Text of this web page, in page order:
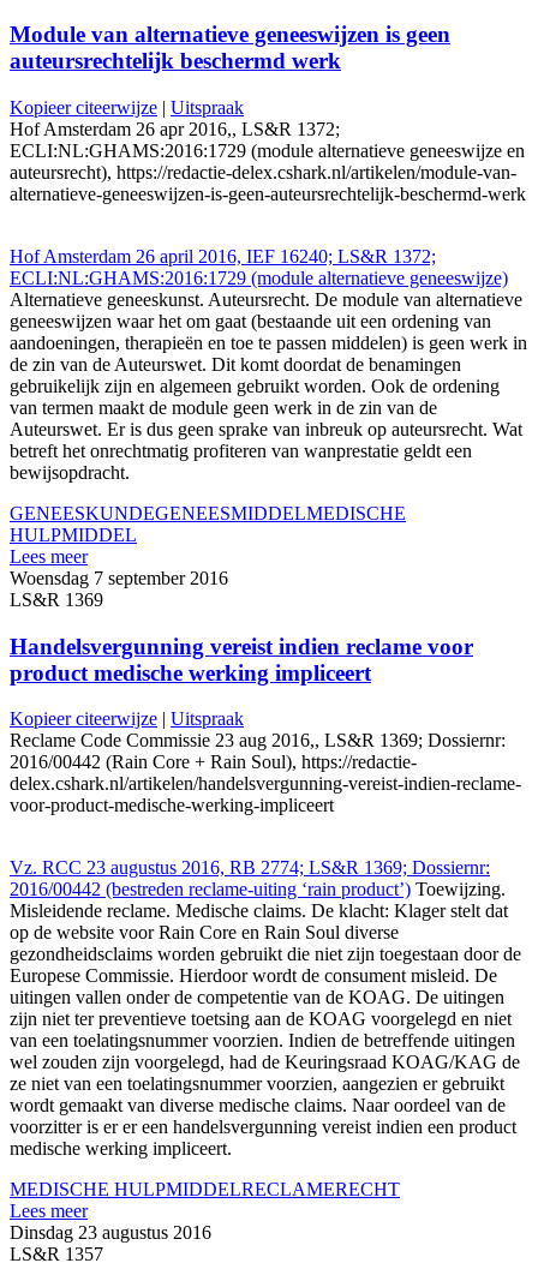
Module van alternatieve geneeswijzen is geen
auteursrechtelijk beschermd werk
Kopieer citeerwijze | Uitspraak
Hof Amsterdam 26 apr 2016,, LS&R 1372;
ECLI:NL:GHAMS:2016:1729 (module alternatieve geneeswijze en
auteursrecht), https://redactie-delex.cshark.nl/artikelen/module-van-
alternatieve-geneeswijzen-is-geen-auteursrechtelijk-beschermd-werk
Hof Amsterdam 26 april 2016, IEF 16240; LS&R 1372;
ECLI:NL:GHAMS:2016:1729 (module alternatieve geneeswijze)
Alternatieve geneeskunst. Auteursrecht. De module van alternatieve
geneeswijzen waar het om gaat (bestaande uit een ordening van
aandoeningen, therapieën en toe te passen middelen) is geen werk in
de zin van de Auteurswet. Dit komt doordat de benamingen
gebruikelijk zijn en algemeen gebruikt worden. Ook de ordening
van termen maakt de module geen werk in de zin van de
Auteurswet. Er is dus geen sprake van inbreuk op auteursrecht. Wat
betreft het onrechtmatig profiteren van wanprestatie geldt een
bewijsopdracht.
GENEESKUNDEGENEESMIDDELMEDISCHE
HULPMIDDEL
Lees meer
Woensdag 7 september 2016
LS&R 1369
Handelsvergunning vereist indien reclame voor
product medische werking impliceert
Kopieer citeerwijze | Uitspraak
Reclame Code Commissie 23 aug 2016,, LS&R 1369; Dossiernr:
2016/00442 (Rain Core + Rain Soul), https://redactie-
delex.cshark.nl/artikelen/handelsvergunning-vereist-indien-reclame-
voor-product-medische-werking-impliceert
Vz. RCC 23 augustus 2016, RB 2774; LS&R 1369; Dossiernr:
2016/00442 (bestreden reclame-uiting ‘rain product’) Toewijzing.
Misleidende reclame. Medische claims. De klacht: Klager stelt dat
op de website voor Rain Core en Rain Soul diverse
gezondheidsclaims worden gebruikt die niet zijn toegestaan door de
Europese Commissie. Hierdoor wordt de consument misleid. De
uitingen vallen onder de competentie van de KOAG. De uitingen
zijn niet ter preventieve toetsing aan de KOAG voorgelegd en niet
van een toelatingsnummer voorzien. Indien de betreffende uitingen
wel zouden zijn voorgelegd, had de Keuringsraad KOAG/KAG de
ze niet van een toelatingsnummer voorzien, aangezien er gebruikt
wordt gemaakt van diverse medische claims. Naar oordeel van de
voorzitter is er er een handelsvergunning vereist indien een product
medische werking impliceert.
MEDISCHE HULPMIDDELRECLAMERECHT
Lees meer
Dinsdag 23 augustus 2016
LS&R 1357